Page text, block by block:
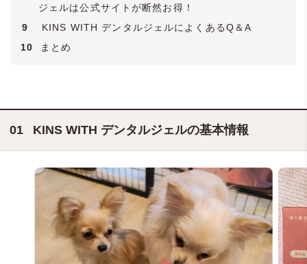
ジェルは公式サイトが断然お得！
9
KINS WITH デンタルジェルによくあるQ＆A
10
まとめ
KINS WITH デンタルジェルの基本情報